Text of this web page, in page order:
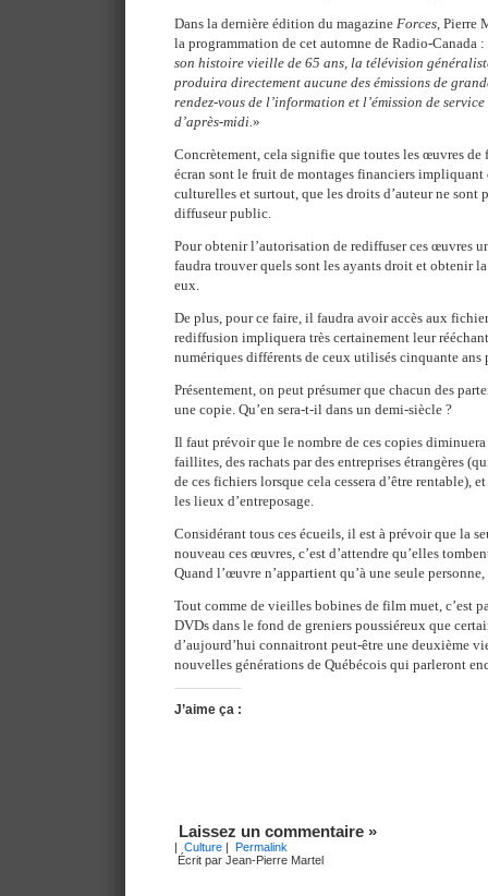
Dans la dernière édition du magazine Forces, Pierre
la programmation de cet automne de Radio-Canada
son histoire vieille de 65 ans, la télévision
produira directement aucune des émissions de
rendez-vous de l’information et l’émission de service
d’après-midi.»
Concrètement, cela signifie que toutes les œuvres de
écran sont le fruit de montages financiers impliquant
culturelles et surtout, que les droits d’auteur ne
diffuseur public.
Pour obtenir l’autorisation de rediffuser ces œuvres
faudra trouver quels sont les ayants droit et obtenir
eux.
De plus, pour ce faire, il faudra avoir accès aux
rediffusion impliquera très certainement leur
numériques différents de ceux utilisés cinquante ans
Présentement, on peut présumer que chacun des
une copie. Qu’en sera-t-il dans un demi-siècle ?
Il faut prévoir que le nombre de ces copies diminuera
faillites, des rachats par des entreprises étrangères
de ces fichiers lorsque cela cessera d’être rentable),
les lieux d’entreposage.
Considérant tous ces écueils, il est à prévoir que la
nouveau ces œuvres, c’est d’attendre qu’elles
Quand l’œuvre n’appartient qu’à une seule personne,
Tout comme de vieilles bobines de film muet, c’est
DVDs dans le fond de greniers poussiéreux que
d’aujourd’hui connaitront peut-être une deuxième
nouvelles générations de Québécois qui parleront
J’aime ça :
Laissez un commentaire »
| Culture | Permalink
Écrit par Jean-Pierre Martel